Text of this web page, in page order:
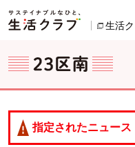
ページの先頭です。
生活
ここからサイト内共通メニ
サイト内共通メニューをス
サイト内共通メニューここ
指定されたニュース